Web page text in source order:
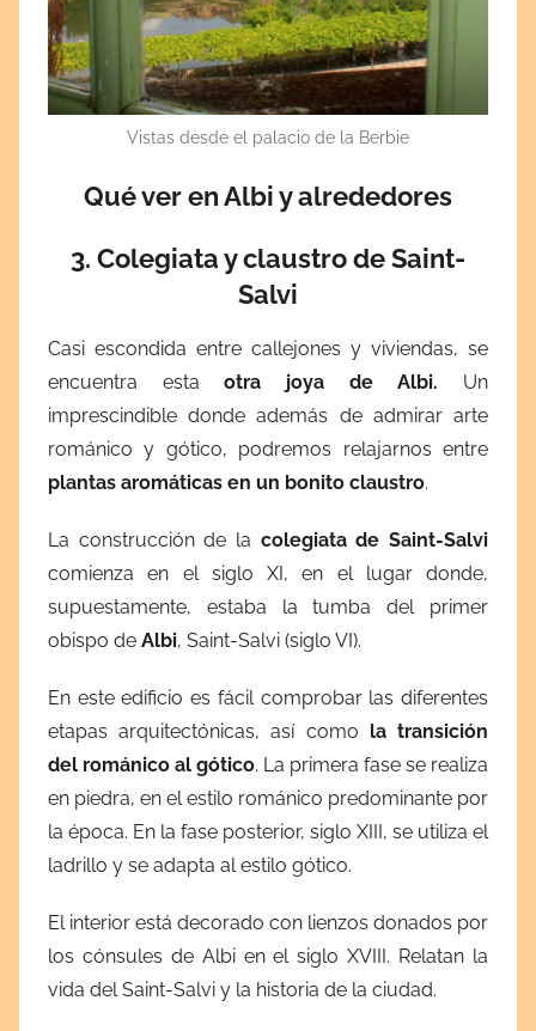
Vistas desde el palacio de la Berbie
Qué ver en Albi y alrededores
3. Colegiata y claustro de Saint-
Salvi
Casi escondida entre callejones y viviendas, se
encuentra estaotra joya de Albi. Un
imprescindible donde además de admirar arte
románico y gótico, podremos relajarnos entre
plantas aromáticas en un bonito claustro.
La construcción de la colegiata de Saint-Salvi
comienza en el siglo XI, en el lugar donde,
supuestamente, estaba la tumba del primer
obispo de Albi, Saint-Salvi (siglo VI).
En este edificio es fácil comprobar las diferentes
etapas arquitectónicas, así como la transición
del románico al gótico. La primera fase se realiza
en piedra, en el estilo románico predominante por
la época. En la fase posterior, siglo XIII, se utiliza el
ladrillo y se adapta al estilo gótico.
El interior está decorado con lienzos donados por
los cónsules de Albi en el siglo XVIII. Relatan la
vida del Saint-Salvi y la historia de la ciudad.